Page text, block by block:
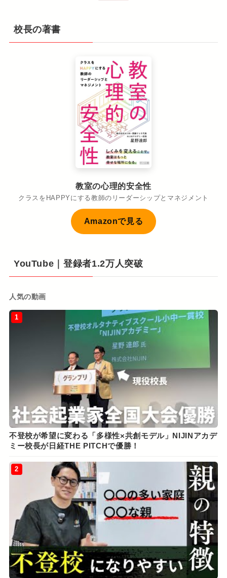
校長の著書
教室の心理的安全性
クラスをHAPPYにする教師のリーダーシップとマネジメント
Amazonで見る
YouTube｜登録者1.2万人突破
人気の動画
1
不登校が希望に変わる「多様性×共創モデル」NIJINアカデ
ミー校長が日経THE PITCHで優勝！
2